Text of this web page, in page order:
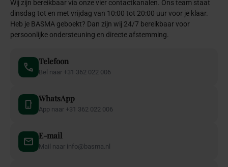
Wij zijn bereikbaar via onze vier contactkanalen. Ons team staat
dinsdag tot en met vrijdag van 10:00 tot 20:00 uur voor je klaar.
Heb je BASMA geboekt? Dan zijn wij 24/7 bereikbaar voor
persoonlijke ondersteuning en directe afstemming.
Telefoon
Bel naar +31 362 022 006
WhatsApp
App naar +31 362 022 006
E-mail
Mail naar info@basma.nl